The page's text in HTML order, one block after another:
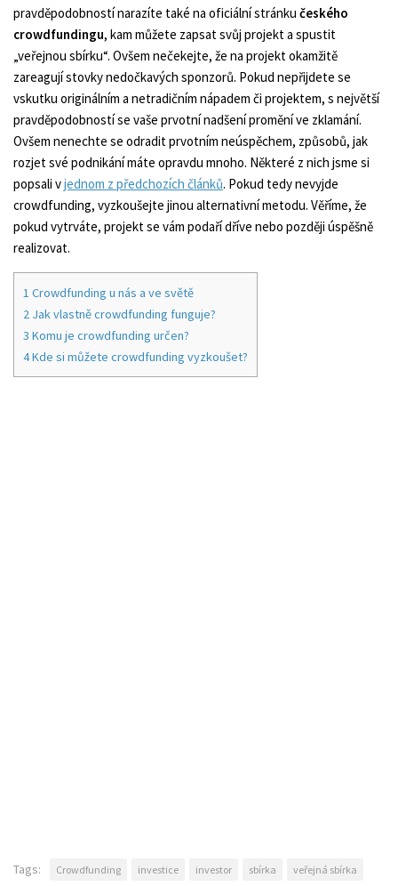
pravděpodobností narazíte také na oficiální stránku českého
crowdfundingu, kam můžete zapsat svůj projekt a spustit
„veřejnou sbírku“. Ovšem nečekejte, že na projekt okamžitě
zareagují stovky nedočkavých sponzorů. Pokud nepřijdete se
vskutku originálním a netradičním nápadem či projektem, s největší
pravděpodobností se vaše prvotní nadšení promění ve zklamání.
Ovšem nenechte se odradit prvotním neúspěchem, způsobů, jak
rozjet své podnikání máte opravdu mnoho. Některé z nich jsme si
popsali vjednom z předchozích článků. Pokud tedy nevyjde
crowdfunding, vyzkoušejte jinou alternativní metodu. Věříme, že
pokud vytrváte, projekt se vám podaří dříve nebo později úspěšně
realizovat.
1 Crowdfunding u nás a ve světě
2 Jak vlastně crowdfunding funguje?
3 Komu je crowdfunding určen?
4Kde si můžete crowdfunding vyzkoušet?
Tags: Crowdfunding investice investor sbírka veřejná sbírka